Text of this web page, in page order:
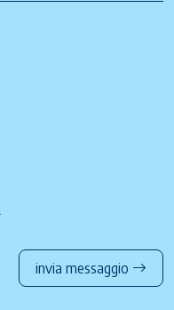
invia messaggio